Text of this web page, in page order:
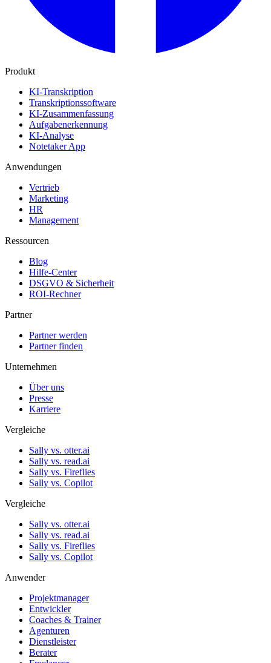
Produkt
KI-Transkription
Transkriptionssoftware
KI-Zusammenfassung
Aufgabenerkennung
KI-Analyse
Notetaker App
Anwendungen
Vertrieb
Marketing
HR
Management
Ressourcen
Blog
Hilfe-Center
DSGVO & Sicherheit
ROI-Rechner
Partner
Partner werden
Partner finden
Unternehmen
Über uns
Presse
Karriere
Vergleiche
Sally vs. otter.ai
Sally vs. read.ai
Sally vs. Fireflies
Sally vs. Copilot
Vergleiche
Sally vs. otter.ai
Sally vs. read.ai
Sally vs. Fireflies
Sally vs. Copilot
Anwender
Projektmanager
Entwickler
Coaches & Trainer
Agenturen
Dienstleister
Berater